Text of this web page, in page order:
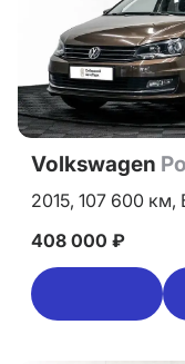
Volkswagen
2015, 107 600 км,
408 000 ₽